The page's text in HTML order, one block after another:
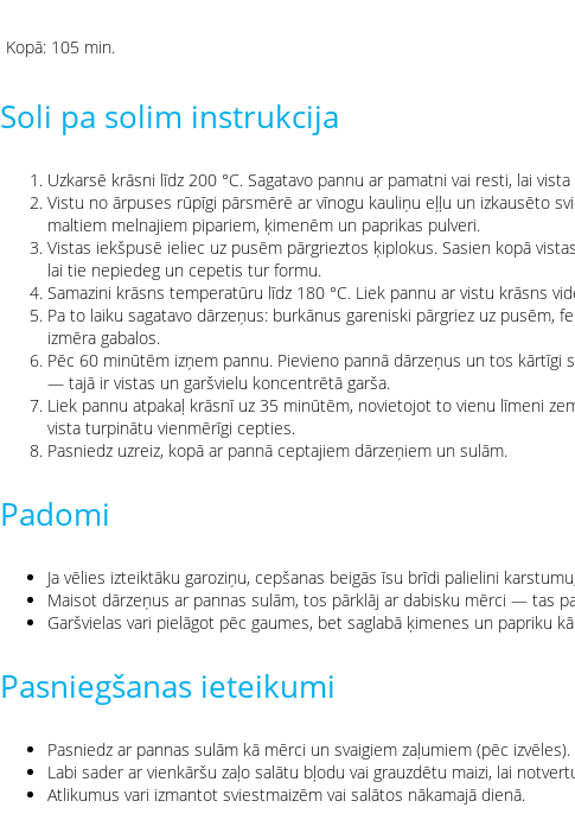
Kopā: 105 min.
Soli pa solim instrukcija
Uzkarsē krāsni līdz 200 °C. Sagatavo pannu ar pamatni vai resti, lai
Vistu no ārpuses rūpīgi pārsmērē ar vīnogu kauliņu eļļu un izkausēto
maltiem melnajiem pipariem, ķimenēm un paprikas pulveri.
Vistas iekšpusē ieliec uz pusēm pārgrieztos ķiplokus. Sasien kopā
lai tie nepiedeg un cepetis tur formu.
Samazini krāsns temperatūru līdz 180 °C. Liek pannu ar vistu krāsns
Pa to laiku sagatavo dārzeņus: burkānus gareniski pārgriez uz pusēm,
izmēra gabalos.
Pēc 60 minūtēm izņem pannu. Pievieno pannā dārzeņus un tos kārtīgi
— tajā ir vistas un garšvielu koncentrētā garša.
Liek pannu atpakaļ krāsnī uz 35 minūtēm, novietojot to vienu līmeni
vista turpinātu vienmērīgi cepties.
Pasniedz uzreiz, kopā ar pannā ceptajiem dārzeņiem un sulām.
Padomi
Ja vēlies izteiktāku garoziņu, cepšanas beigās īsu brīdi palielini
Maisot dārzeņus ar pannas sulām, tos pārklāj ar dabisku mērci — tas
Garšvielas vari pielāgot pēc gaumes, bet saglabā ķimenes un papriku
Pasniegšanas ieteikumi
Pasniedz ar pannas sulām kā mērci un svaigiem zaļumiem (pēc izvēles).
Labi sader ar vienkāršu zaļo salātu bļodu vai grauzdētu maizi, lai
Atlikumus vari izmantot sviestmaizēm vai salātos nākamajā dienā.